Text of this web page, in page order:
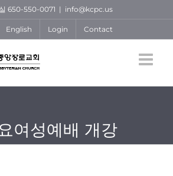
650-550-0071 | info@kcpc.us
English Login Contact
여성예배 개강